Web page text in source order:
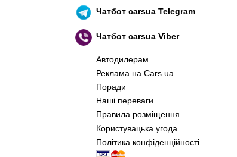
Чатботcarsua Telegram
Чатботcarsua Viber
Автодилерам
Реклама на Cars.ua
Поради
Наші переваги
Правила розміщення
Користувацька угода
Політика конфіденційності